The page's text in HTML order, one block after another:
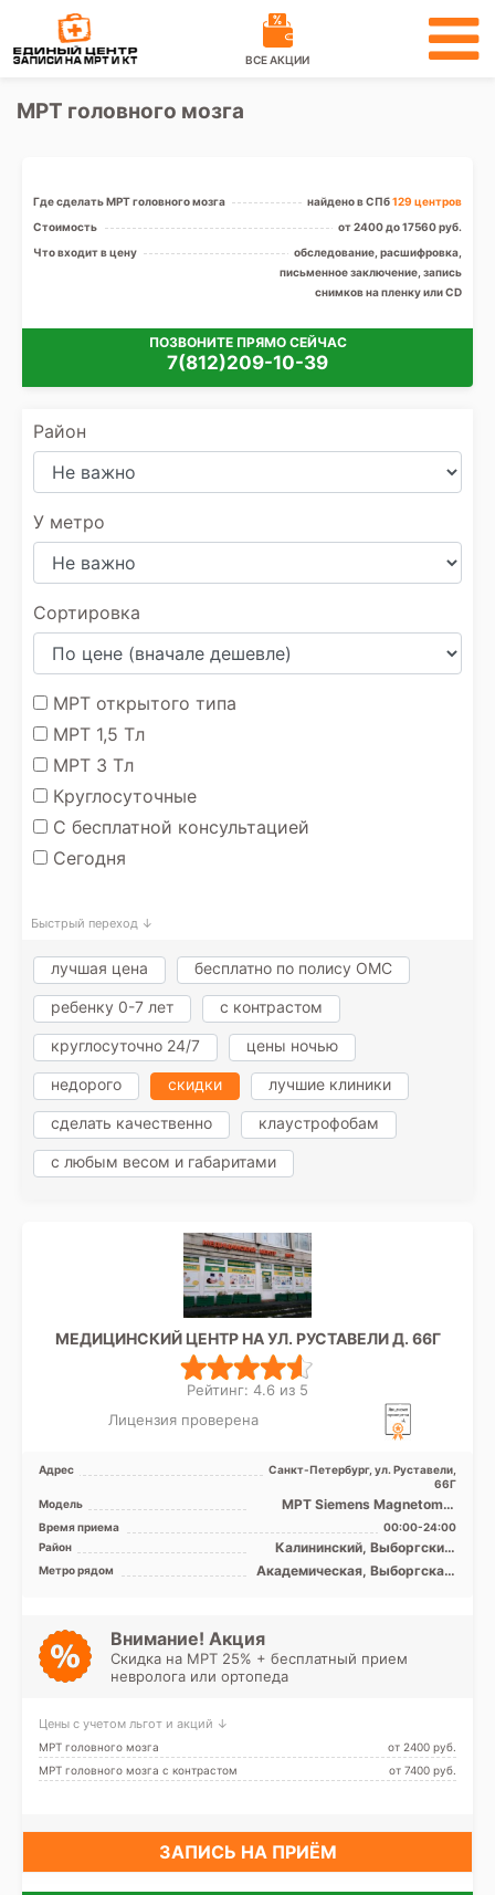
ВСЕ АКЦИИ
МРТ головного мозга
Где сделать МРТ головного мозга найдено в СПб129 центров
Стоимость
от 2400 до 17560 руб.
Что входит в цену
обследование, расшифровка,
письменное заключение, запись
снимков на пленку или CD
ПОЗВОНИТЕ ПРЯМО СЕЙЧАС
7(812)209-10-39
Район
У метро
Сортировка
МРТ открытого типа
МРТ 1,5 Тл
МРТ 3 Тл
Круглосуточные
С бесплатной консультацией
Сегодня
Быстрый переход ↓
лучшая цена бесплатно по полису ОМС
ребенку 0-7 лет с контрастом
круглосуточно 24/7 цены ночью
недорого скидки лучшие клиники
сделать качественно клаустрофобам
с любым весом и габаритами
МЕДИЦИНСКИЙ ЦЕНТР НА УЛ. РУСТАВЕЛИ Д. 66Г
Рейтинг: 4.6 из 5
Лицензия проверена
Адрес
Санкт-Петербург, ул. Руставели,
66Г
Модель
МРТ Siemens Magnetom C
0.4T открытый тип, УЗИ
экспертного класса
Время приема
00:00-24:00
Район
Калининский, Выборгский,
Красногвардейский,
Кронштадтский, Курортный,
Метро рядом
Академическая, Выборгская,
Политехническая, Проспект
Внимание! Акция
Скидка на МРТ 25% + бесплатный прием
невролога или ортопеда
Цены с учетом льгот и акций ↓
МРТ головного мозга
от 2400 pуб.
МРТ головного мозга с контрастом
от 7400 pуб.
ЗАПИСЬ НА ПРИЁМ